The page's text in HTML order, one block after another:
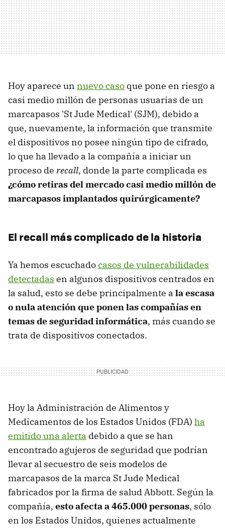
Hoy aparece un nuevo caso que pone en riesgo a
casi medio millón de personas usuarias de un
marcapasos 'St Jude Medical' (SJM), debido a
que, nuevamente, la información que transmite
el dispositivos no posee ningún tipo de cifrado,
lo que ha llevado a la compañía a iniciar un
proceso de recall, donde la parte complicada es
¿cómo retiras del mercado casi medio millón de
marcapasos implantados quirúrgicamente?
El recall más complicado de la historia
Ya hemos escuchadocasos de vulnerabilidades
detectadas en algunos dispositivos centrados en
la salud, esto se debe principalmente a la escasa
o nula atención que ponen las compañías en
temas de seguridad informática, más cuando se
trata de dispositivos conectados.
Hoy la Administración de Alimentos y
Medicamentos de los Estados Unidos (FDA) ha
emitido una alerta debido a que se han
encontrado agujeros de seguridad que podrían
llevar al secuestro de seis modelos de
marcapasos de la marca St Jude Medical
fabricados por la firma de salud Abbott. Según la
compañía, esto afecta a 465.000 personas, sólo
en los Estados Unidos, quienes actualmente